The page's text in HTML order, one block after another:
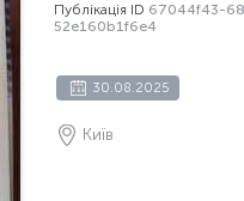
Публікація ID 67044f43-
52e160b1f6e4
30.08.2025
Київ